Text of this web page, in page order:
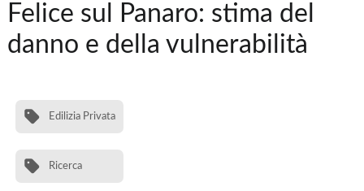
Felice sul Panaro: stima del
danno e della vulnerabilità
Edilizia Privata
Ricerca